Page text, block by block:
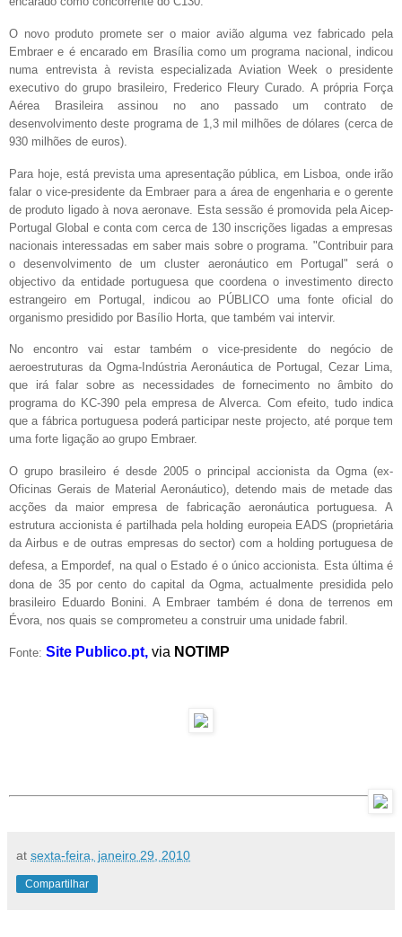
O novo produto promete ser o maior avião alguma vez fabricado pela
Embraer e é encarado em Brasília como um programa nacional, indicou
numa entrevista à revista especializada Aviation Week o presidente
executivo do grupo brasileiro, Frederico Fleury Curado. A própria Força
Aérea Brasileira assinou no ano passado um contrato de
desenvolvimento deste programa de 1,3 mil milhões de dólares (cerca de
930 milhões de euros).
Para hoje, está prevista uma apresentação pública, em Lisboa, onde irão
falar o vice-presidente da Embraer para a área de engenharia e o gerente
de produto ligado à nova aeronave. Esta sessão é promovida pela Aicep-
Portugal Global e conta com cerca de 130 inscrições ligadas a empresas
nacionais interessadas em saber mais sobre o programa. "Contribuir para
o desenvolvimento de um cluster aeronáutico em Portugal" será o
objectivo da entidade portuguesa que coordena o investimento directo
estrangeiro em Portugal, indicou ao PÚBLICO uma fonte oficial do
organismo presidido por Basílio Horta, que também vai intervir.
No encontro vai estar também o vice-presidente do negócio de
aeroestruturas da Ogma-Indústria Aeronáutica de Portugal, Cezar Lima,
que irá falar sobre as necessidades de fornecimento no âmbito do
programa do KC-390 pela empresa de Alverca. Com efeito, tudo indica
que a fábrica portuguesa poderá participar neste projecto, até porque tem
uma forte ligação ao grupo Embraer.
O grupo brasileiro é desde 2005 o principal accionista da Ogma (ex-
Oficinas Gerais de Material Aeronáutico), detendo mais de metade das
acções da maior empresa de fabricação aeronáutica portuguesa. A
estrutura accionista é partilhada pela holding europeia EADS (proprietária
da Airbus e de outras empresas do sector) com a holding portuguesa de
defesa, a Empordef, na qual o Estado é o único accionista. Esta última é
dona de 35 por cento do capital da Ogma, actualmente presidida pelo
brasileiro Eduardo Bonini. A Embraer também é dona de terrenos em
Évora, nos quais se comprometeu a construir uma unidade fabril.
Fonte: Site Publico.pt, via NOTIMP
at sexta-feira, janeiro 29, 2010
Compartilhar